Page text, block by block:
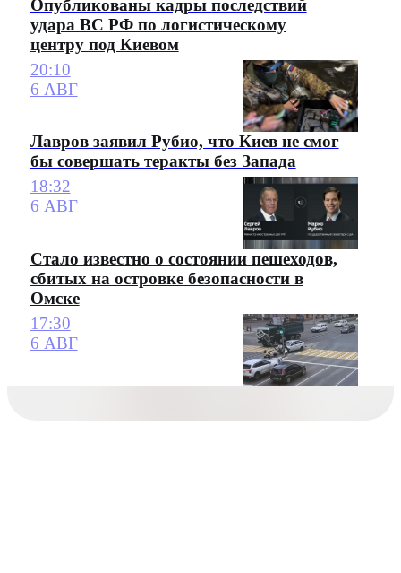
Опубликованы кадры последствий
удара ВС РФ по логистическому
центру под Киевом
20:10
6 АВГ
Лавров заявил Рубио, что Киев не смог
бы совершать теракты без Запада
18:32
6 АВГ
Стало известно о состоянии пешеходов,
сбитых на островке безопасности в
Омске
17:30
6 АВГ